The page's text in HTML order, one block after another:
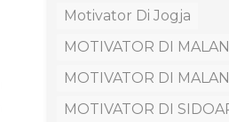
Motivator Di Jogja
MOTIVATOR DI
MOTIVATOR DI
MOTIVATOR DI